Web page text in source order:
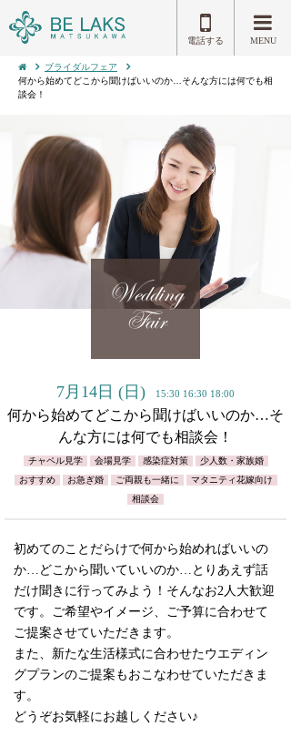
電話する MENU
ブライダルフェア
何から始めてどこから聞けばいいのか…そんな方には何でも相
談会！
Wedding
Fair
7月14日 (日) 15:30 16:30 18:00
何から始めてどこから聞けばいいのか…そ
んな方には何でも相談会！
チャペル見学 会場見学 感染症対策
少人数・家族婚
おすすめ
お急ぎ婚 ご両親も一緒に
マタニティ花嫁向け
相談会
初めてのことだらけで何から始めればいいの
か…どこから聞いていいのか…とりあえず話
だけ聞きに行ってみよう！そんなお2人大歓迎
です。ご希望やイメージ、ご予算に合わせて
ご提案させていただきます。
また、新たな生活様式に合わせたウエディン
グプランのご提案もおこなわせていただきま
す。
どうぞお気軽にお越しください♪